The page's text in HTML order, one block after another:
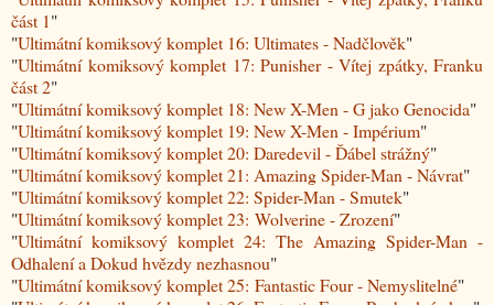
část 1"
"Ultimátní komiksový komplet 16: Ultimates - Nadčlověk"
"Ultimátní komiksový komplet 17: Punisher - Vítej zpátky, Franku
část 2"
"Ultimátní komiksový komplet 18: New X-Men - G jako Genocida"
"Ultimátní komiksový komplet 19: New X-Men - Impérium"
"Ultimátní komiksový komplet 20: Daredevil - Ďábel strážný"
"Ultimátní komiksový komplet 21: Amazing Spider-Man - Návrat"
"Ultimátní komiksový komplet 22: Spider-Man - Smutek"
"Ultimátní komiksový komplet 23: Wolverine - Zrození"
"Ultimátní komiksový komplet 24: The Amazing Spider-Man -
Odhalení a Dokud hvězdy nezhasnou"
"Ultimátní komiksový komplet 25: Fantastic Four - Nemyslitelné"